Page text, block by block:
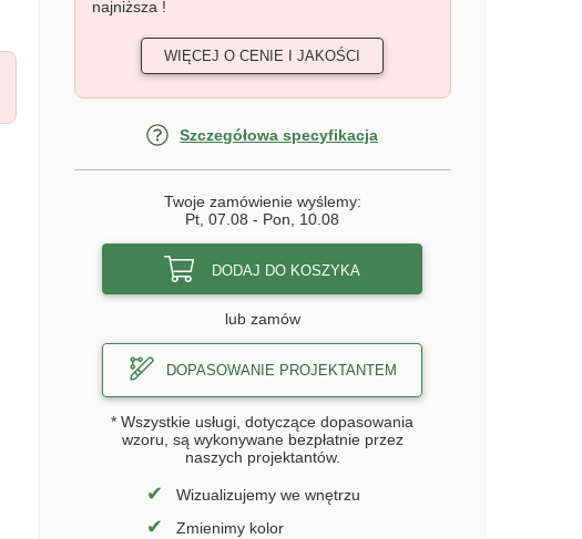
najniższa !
WIĘCEJ O CENIE I JAKOŚCI
Szczegółowa specyfikacja
Twoje zamówienie wyślemy:
Pt, 07.08 - Pon, 10.08
DODAJ DO KOSZYKA
lub zamów
DOPASOWANIE PROJEKTANTEM
* Wszystkie usługi, dotyczące dopasowania
wzoru, są wykonywane bezpłatnie przez
naszych projektantów.
✔ Wizualizujemy we wnętrzu
✔ Zmienimy kolor